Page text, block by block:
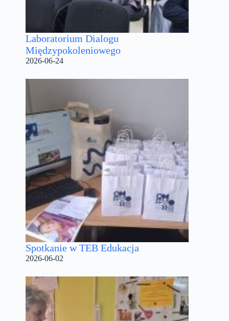
Laboratorium Dialogu
Międzypokoleniowego
2026-06-24
Spotkanie w TEB Edukacja
2026-06-02